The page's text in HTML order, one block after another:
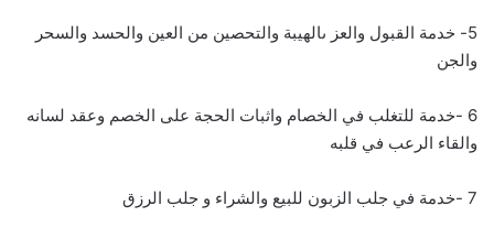
5- خدمة القبول والعز ىالهيبة والتحصين من العين والحسد والسحر
والجن
6 -خدمة للتغلب في الخصام واثبات الحجة على الخصم وعقد لسانه
والقاء الرعب في قلبه
7 -خدمة في جلب الزبون للبيع والشراء و جلب الرزق